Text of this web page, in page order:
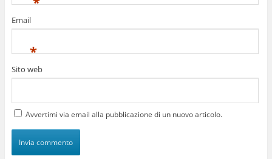
Email
*
Sito web
Avvertimi via email alla pubblicazione di un nuovo articolo.